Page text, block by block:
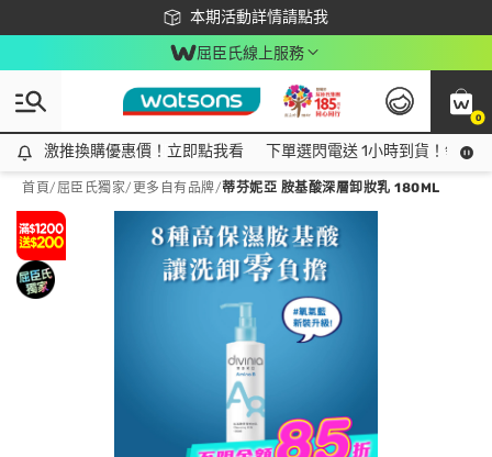
本期活動詳情請點我
下載app最高回饋$350
屈臣氏線上服務
0
激推換購優惠價！立即點我看
激推換購優惠價！立即點我看 下單選閃電送 1小時到貨！領神
首頁/ 屈臣氏獨家/ 更多自有品牌/蒂芬妮亞 胺基酸深層卸妝乳 180ML